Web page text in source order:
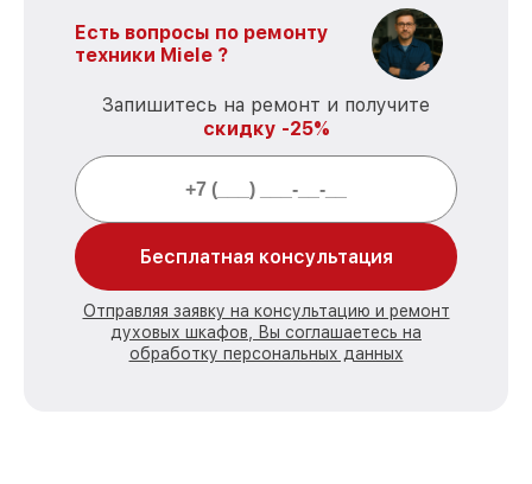
Есть вопросы по ремонту
техники Miele ?
Запишитесь на ремонт и получите
скидку -25%
Бесплатная консультация
Отправляя заявку на консультацию и ремонт
духовых шкафов, Вы соглашаетесь на
обработку персональных данных